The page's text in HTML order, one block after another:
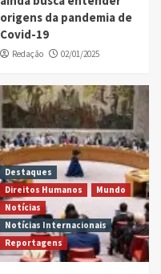
origens da pandemia de
Covid-19
Redação 02/01/2025
Destaques
Direitos Humanos
Mundo
Notícias
Notícias Internacionais
Reportagens